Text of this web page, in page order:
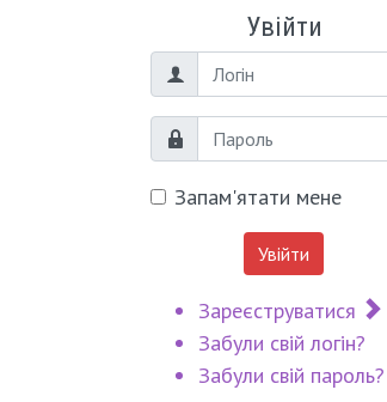
Увійти
Логін
Пароль
Запам'ятати мене
Увійти
Зареєструватися
Забули свій логін?
Забули свій пароль?